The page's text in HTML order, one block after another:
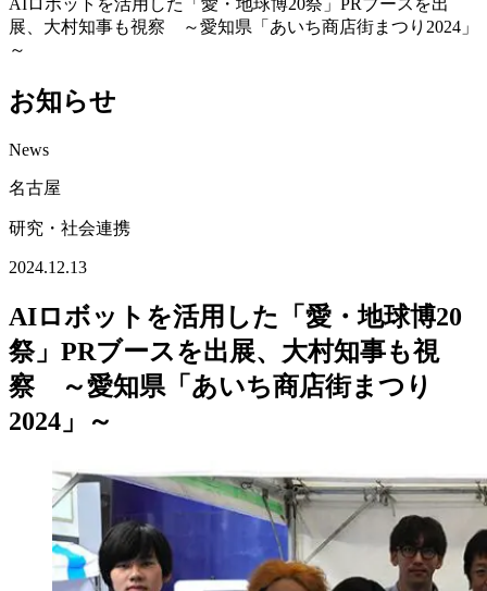
AIロボットを活用した「愛・地球博20祭」PRブースを出
展、大村知事も視察 ～愛知県「あいち商店街まつり2024」
～
お知らせ
News
名古屋
研究・社会連携
2024.12.13
AIロボットを活用した「愛・地球博20
祭」PRブースを出展、大村知事も視
察 ～愛知県「あいち商店街まつり
2024」～